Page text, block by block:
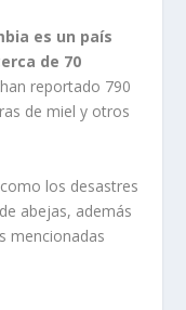
es un país
de 70
reportado 790
de miel y otros
los desastres
abejas, además
mencionadas